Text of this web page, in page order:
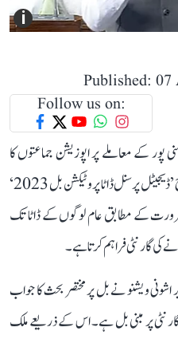
i
Published:
Follow us on:
پور کے معاملے پر اپوزیشن جماعتوں کا
زبردست ہنگامہ جاری رہا۔ اس درمیان آج ’ڈیجیٹل پرسنل ڈاٹا پروٹیکشن بل 2023‘
کے مطابق عام لوگوں کے ڈاٹا تک
کی گارنٹی فراہم کرتا ہے۔
اشونی ویشنو نے بل پر مختصر بحث کا جواب
پر مبنی بل ہے۔ اس کے ذریعے ملک